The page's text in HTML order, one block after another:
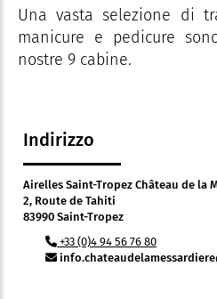
Una vasta selezione di
manicure e pedicure
nostre 9 cabine.
Indirizzo
Airelles Saint-Tropez Château de la
2, Route de Tahiti
83990 Saint-Tropez
+33 (0)4 94 56 76 80